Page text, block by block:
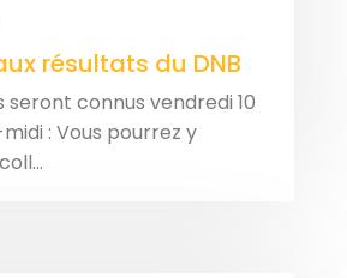
résultats du DNB
seront connus vendredi 10
: Vous pourrez y